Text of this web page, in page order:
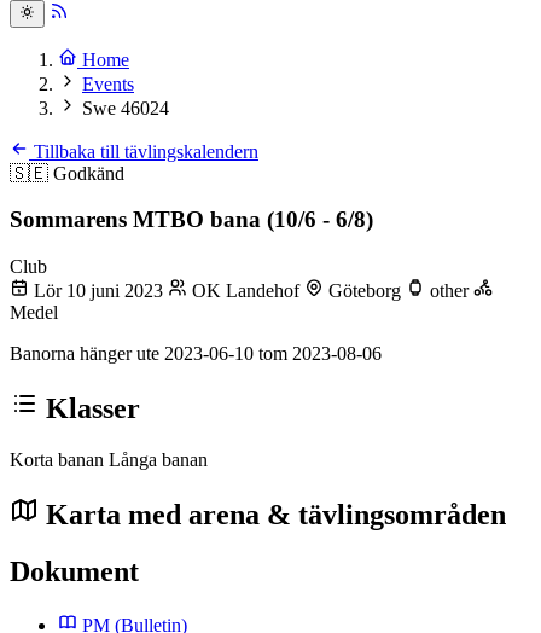
Home
Events
Swe 46024
Tillbaka till tävlingskalendern
🇸🇪 Godkänd
Sommarens MTBO bana (10/6 - 6/8)
Club
Lör 10 juni 2023
OK Landehof Göteborg
other
Medel
Banorna hänger ute 2023-06-10 tom 2023-08-06
Klasser
Korta banan Långa banan
Karta med arena & tävlingsområden
Dokument
PM (Bulletin)